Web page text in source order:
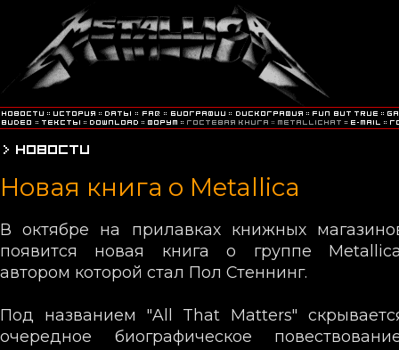
Новая книга о Metallica
В октябре на прилавках книжных
появится новая книга о группе
автором которой стал Пол Стеннинг.
Под названием "All That Matters"
очередное биографическое